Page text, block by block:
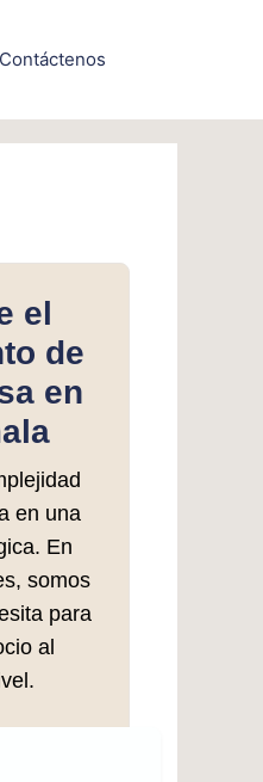
Contáctenos
el
de
en
en una
En
somos
para
al